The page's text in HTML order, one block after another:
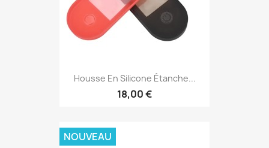
Housse En Silicone Étanche...
18,00 €
NOUVEAU